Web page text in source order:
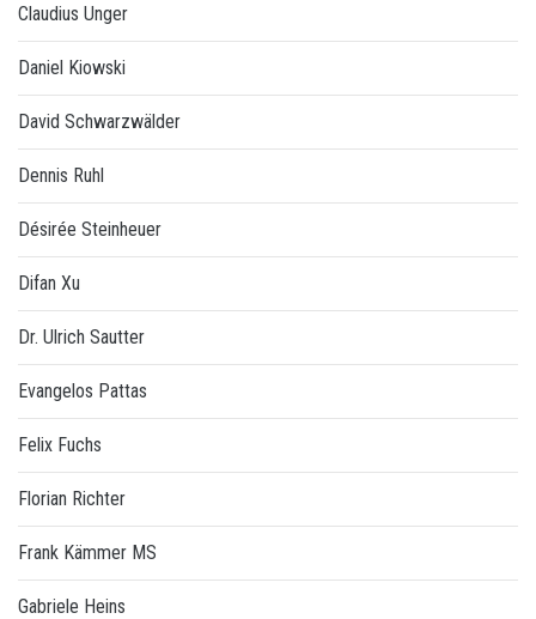
Claudius Unger
Daniel Kiowski
David Schwarzwälder
Dennis Ruhl
Désirée Steinheuer
Difan Xu
Dr. Ulrich Sautter
Evangelos Pattas
Felix Fuchs
Florian Richter
Frank Kämmer MS
Gabriele Heins